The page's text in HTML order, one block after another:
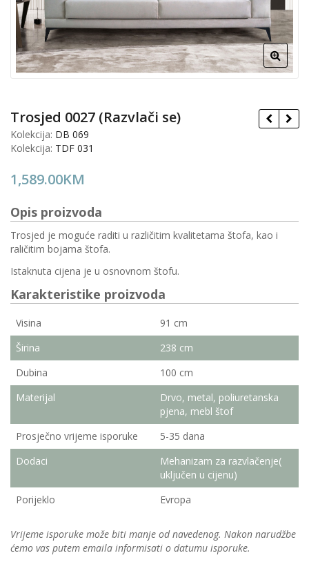
Trosjed 0027 (Razvlači se)
Kolekcija: DB 069
Kolekcija: TDF 031
1,589.00KM
Opis proizvoda
Trosjed je moguće raditi u različitim kvalitetama štofa, kao i
raličitim bojama štofa.
Istaknuta cijena je u osnovnom štofu.
Karakteristike proizvoda
Visina
91 cm
Širina
238 cm
Dubina
100 cm
Materijal
Drvo, metal, poliuretanska
pjena, mebl štof
Prosječno vrijeme isporuke
5-35 dana
Dodaci
Mehanizam za razvlačenje(
uključen u cijenu)
Porijeklo
Evropa
Vrijeme isporuke može biti manje od navedenog. Nakon narudžbe
ćemo vas putem emaila informisati o datumu isporuke.